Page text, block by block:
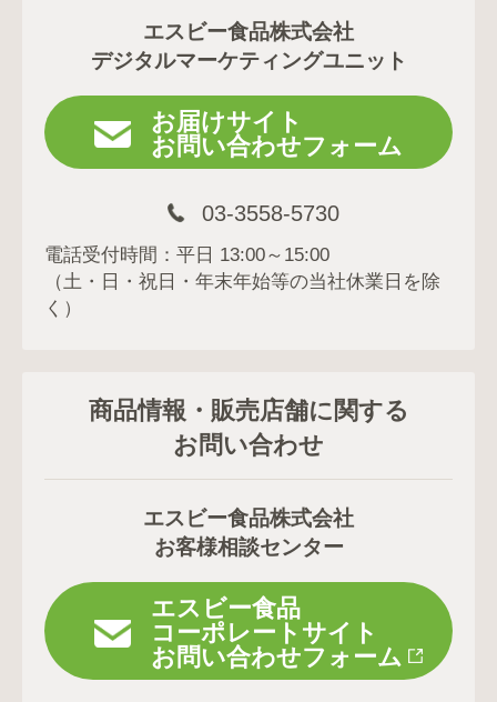
エスビー食品株式会社
デジタルマーケティングユニット
お届けサイト
お問い合わせフォーム
03-3558-5730
電話受付時間：平日 13:00～15:00
（土・日・祝日・年末年始等の当社休業日を除
く）
商品情報・販売店舗に関する
お問い合わせ
エスビー食品株式会社
お客様相談センター
エスビー食品
コーポレートサイト
お問い合わせフォーム